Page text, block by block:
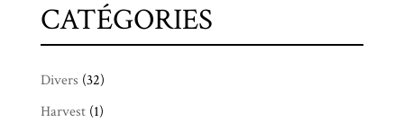
CATÉGORIES
Divers (32)
Harvest(1)